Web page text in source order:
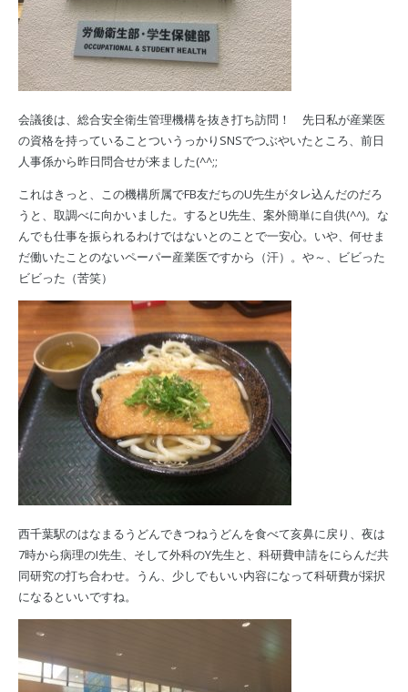
会議後は、総合安全衛生管理機構を抜き打ち訪問！ 先日私が産業医
の資格を持っていることついうっかりSNSでつぶやいたところ、前日
人事係から昨日問合せが来ました(^^;;
これはきっと、この機構所属でFB友だちのU先生がタレ込んだのだろ
うと、取調べに向かいました。するとU先生、案外簡単に自供(^^)。な
んでも仕事を振られるわけではないとのことで一安心。いや、何せま
だ働いたことのないペーパー産業医ですから（汗）。や～、ビビった
ビビった（苦笑）
西千葉駅のはなまるうどんできつねうどんを食べて亥鼻に戻り、夜は
7時から病理のI先生、そして外科のY先生と、科研費申請をにらんだ共
同研究の打ち合わせ。うん、少しでもいい内容になって科研費が採択
になるといいですね。